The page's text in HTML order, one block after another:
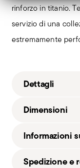
rinforzo in titanio.
servizio di una
estremamente
Dettagli
Dimensioni
Informazioni
Spedizione e